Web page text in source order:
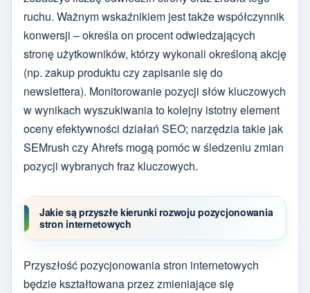
ruchu. Ważnym wskaźnikiem jest także współczynnik
konwersji – określa on procent odwiedzających
stronę użytkowników, którzy wykonali określoną akcję
(np. zakup produktu czy zapisanie się do
newslettera). Monitorowanie pozycji słów kluczowych
w wynikach wyszukiwania to kolejny istotny element
oceny efektywności działań SEO; narzędzia takie jak
SEMrush czy Ahrefs mogą pomóc w śledzeniu zmian
pozycji wybranych fraz kluczowych.
Jakie są przyszłe kierunki rozwoju pozycjonowania
stron internetowych
Przyszłość pozycjonowania stron internetowych
będzie kształtowana przez zmieniające się